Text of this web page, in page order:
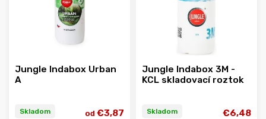
Jungle Indabox Urban
A
Skladom od €3,87
Jungle Indabox 3M -
KCL skladovací roztok
Skladom €6,48